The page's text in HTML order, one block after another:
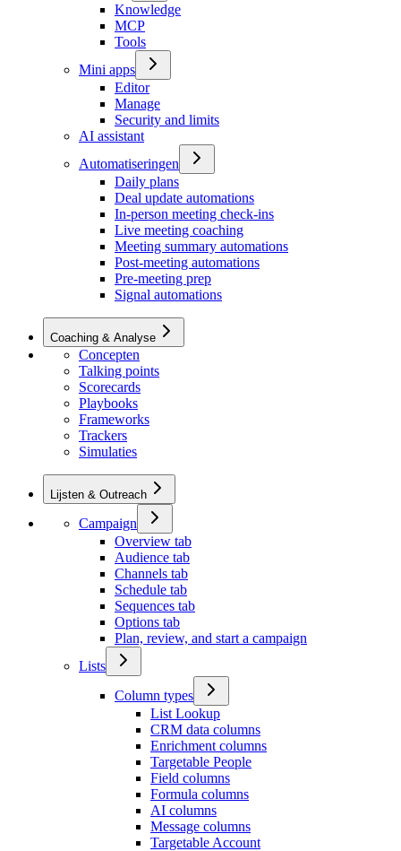
Knowledge
MCP
Tools
Mini apps
Editor
Manage
Security and limits
AI assistant
Automatiseringen
Daily plans
Deal update automations
In-person meeting check-ins
Live meeting coaching
Meeting summary automations
Post-meeting automations
Pre-meeting prep
Signal automations
Coaching & Analyse
Concepten
Talking points
Scorecards
Playbooks
Frameworks
Trackers
Simulaties
Lijsten & Outreach
Campaign
Overview tab
Audience tab
Channels tab
Schedule tab
Sequences tab
Options tab
Plan, review, and start a campaign
Lists
Column types
List Lookup
CRM data columns
Enrichment columns
Targetable People
Field columns
Formula columns
AI columns
Message columns
Targetable Account